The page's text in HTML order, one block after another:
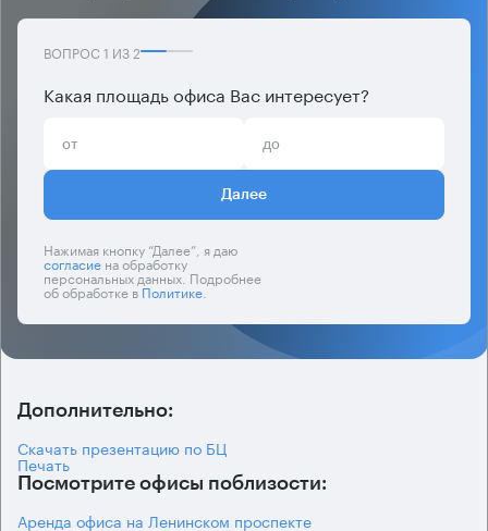
ВОПРОС 1 ИЗ2
Какая площадь офиса Вас интересует?
Далее
Нажимая кнопку “Далее”, я даю
согласиена обработку
персональных данных. Подробнее
об обработке вПолитике.
Дополнительно:
Скачать презентацию по БЦ
Печать
Посмотрите офисы поблизости:
Аренда офиса на Ленинском проспекте